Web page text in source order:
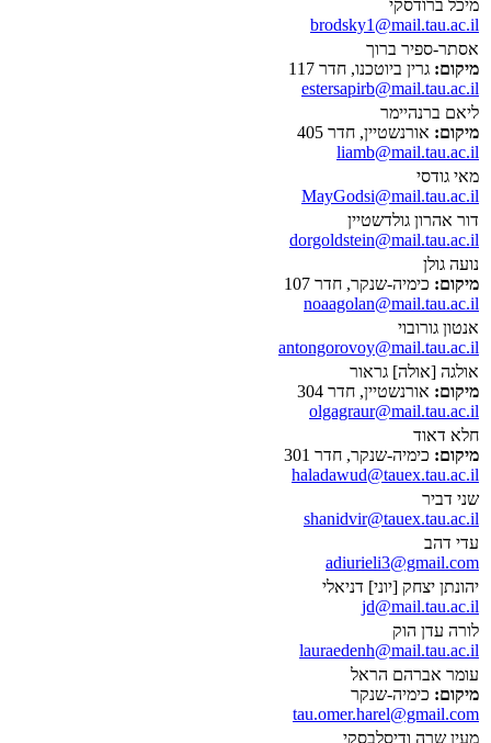
מיכל ברודסקי
brodsky1@mail.tau.ac.il
אסתר-ספיר ברוך
מיקום: גרין ביוטכנו, חדר 117
estersapirb@mail.tau.ac.il
ליאם ברנהיימר
מיקום: אורנשטיין, חדר 405
liamb@mail.tau.ac.il
מאי גודסי
MayGodsi@mail.tau.ac.il
דור אהרון גולדשטיין
dorgoldstein@mail.tau.ac.il
נועה גולן
מיקום: כימיה-שנקר, חדר 107
noaagolan@mail.tau.ac.il
אנטון גורובוי
antongorovoy@mail.tau.ac.il
אולגה [אולה] גראור
מיקום: אורנשטיין, חדר 304
olgagraur@mail.tau.ac.il
חלא דאוד
מיקום: כימיה-שנקר, חדר 301
haladawud@tauex.tau.ac.il
שני דביר
shanidvir@tauex.tau.ac.il
עדי דהב
adiurieli3@gmail.com
יהונתן יצחק [יוני] דניאלי
jd@mail.tau.ac.il
לורה עדן הוק
lauraedenh@mail.tau.ac.il
עומר אברהם הראל
מיקום: כימיה-שנקר
tau.omer.harel@gmail.com
מעין שרה ודיסלבסקי